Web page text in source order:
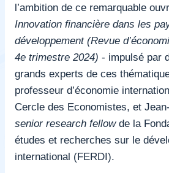
l’ambition de ce remarquable
Innovation financière dans les
développement (Revue
4e trimestre 2024) - impulsé par
grands experts de ces
professeur d’économie
Cercle des Economistes, et
senior research fellowde la
études et recherches sur le
international (FERDI).